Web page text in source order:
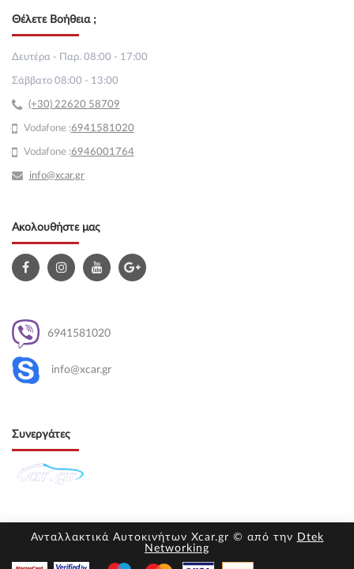
Θέλετε Βοήθεια ;
Δευτέρα - Παρ. 08:00 - 17:00
Σάββατο 08:00 - 13:00
(+30) 22620 58709
Vodafone :6941581020
Vodafone :6946001764
info@xcar.gr
Ακολουθήστε μας
6941581020
info@xcar.gr
Συνεργάτες
Ανταλλακτικά Αυτοκινήτων Xcar.gr © από την Dtek
Networking